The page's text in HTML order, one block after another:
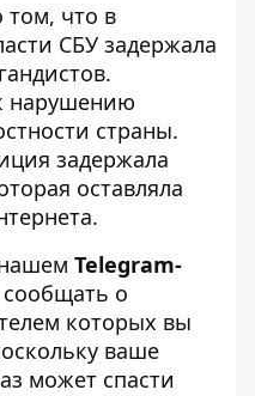
что в
СБУ задержала
.
нарушению
страны.
задержала
оставляла
.
Telegram-
о
которых вы
ваше
может спасти